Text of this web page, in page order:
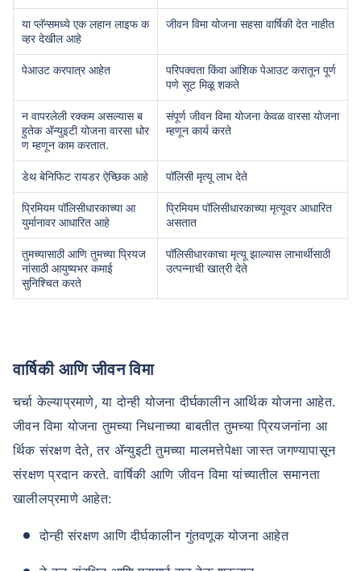
या प्लॅन्समध्ये एक लहान लाइफ क
व्हर देखील आहे
जीवन विमा योजना सहसा वार्षिकी देत ​​नाहीत
पेआउट करपात्र आहेत
परिपक्वता किंवा आंशिक पेआउट करातून पूर्ण
पणे सूट मिळू शकते
न वापरलेली रक्कम असल्यास ब
हुतेक ॲन्युइटी योजना वारसा धोर
ण म्हणून काम करतात.
संपूर्ण जीवन विमा योजना केवळ वारसा योजना
म्हणून कार्य करते
डेथ बेनिफिट रायडर ऐच्छिक आहे पॉलिसी मृत्यू लाभ देते
प्रिमियम पॉलिसीधारकाच्या आ
युर्मानावर आधारित आहे
प्रिमियम पॉलिसीधारकाच्या मृत्यूवर आधारित
असतात
तुमच्यासाठी आणि तुमच्या प्रियज
नांसाठी आयुष्यभर कमाई
सुनिश्चित करते
पॉलिसीधारकाचा मृत्यू झाल्यास लाभार्थीसाठी
उत्पन्नाची खात्री देते
वार्षिकी आणि जीवन विमा
चर्चा केल्याप्रमाणे, या दोन्ही योजना दीर्घकालीन आर्थिक योजना आहेत.
जीवन विमा योजना तुमच्या निधनाच्या बाबतीत तुमच्या प्रियजनांना आ
र्थिक संरक्षण देते, तर ॲन्युइटी तुमच्या मालमत्तेपेक्षा जास्त जगण्यापासून
संरक्षण प्रदान करते. वार्षिकी आणि जीवन विमा यांच्यातील समानता
खालीलप्रमाणे आहेत:
दोन्ही संरक्षण आणि दीर्घकालीन गुंतवणूक योजना आहेत
24 वर्षे
₹ 434/महिना
34 वर्षे
44 वर्षे